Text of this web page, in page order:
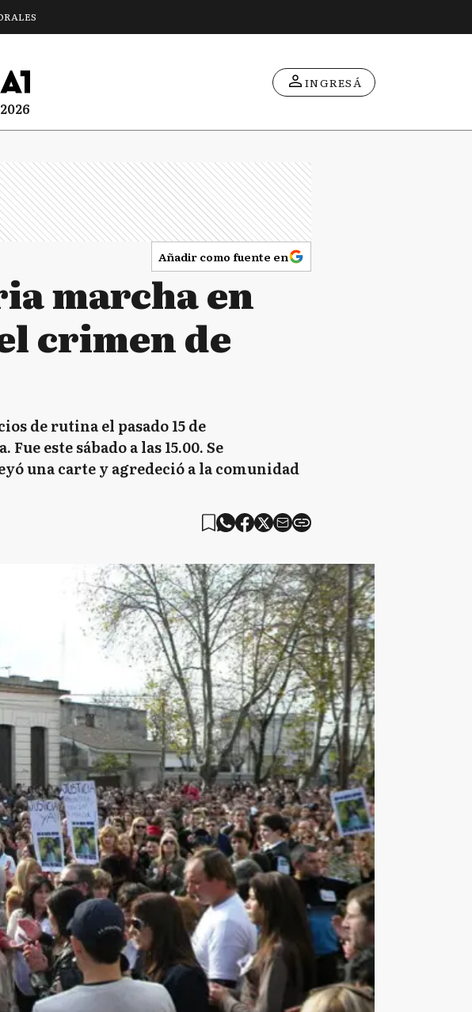
INGRESÁ
Añadir como fuente en
marcha en
crimen de
de rutina el pasado 15 de
este sábado a las 15.00. Se
una carte y agredeció a la comunidad